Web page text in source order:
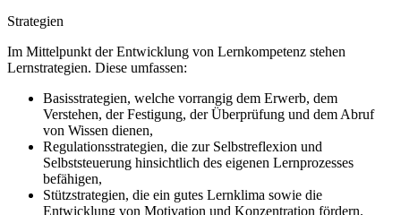
Strategien
Im Mittelpunkt der Entwicklung von Lernkompetenz stehen
Lernstrategien. Diese umfassen:
Basisstrategien, welche vorrangig dem Erwerb, dem
Verstehen, der Festigung, der Überprüfung und dem Abruf
von Wissen dienen,
Regulationsstrategien, die zur Selbstreflexion und
Selbststeuerung hinsichtlich des eigenen Lernprozesses
befähigen,
Stützstrategien, die ein gutes Lernklima sowie die
Entwicklung von Motivation und Konzentration fördern.